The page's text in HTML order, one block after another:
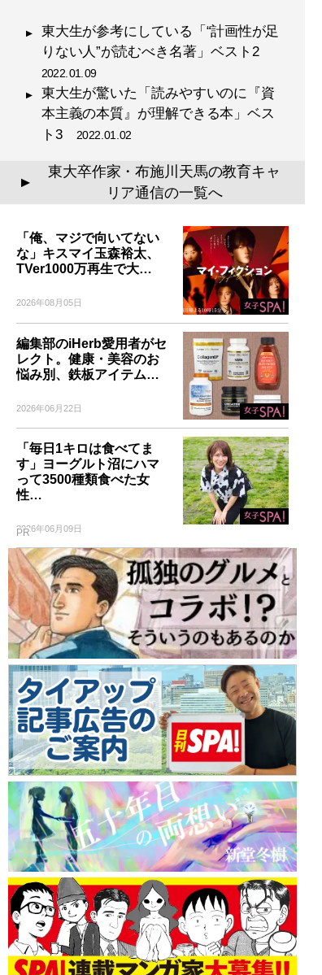
東大生が参考にしている「“計画性が足
りない人”が読むべき名著」ベスト2
2022.01.09
東大生が驚いた「読みやすいのに『資
本主義の本質』が理解できる本」ベス
ト3 2022.01.02
▲
東大卒作家・布施川天馬の教育キャ
リア通信の一覧へ
「俺、マジで向いてない
な」キスマイ玉森裕太、
TVer1000万再生で大…
2026年08月05日
編集部のiHerb愛用者がセ
レクト。健康・美容のお
悩み別、鉄板アイテム…
2026年06月22日
「毎日1キロは食べてま
す」ヨーグルト沼にハマ
って3500種類食べた女
性…
2026年06月09日
PR